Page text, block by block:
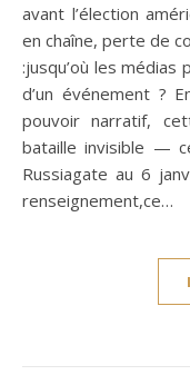
avant l’élection
en chaîne, perte de
:jusqu’où les
d’un événement ?
pouvoir narratif,
bataille invisible —
Russiagate au 6
renseignement,ce…